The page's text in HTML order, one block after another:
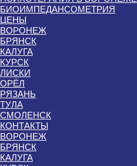
БИОИМПЕДАНСОМЕТРИЯ
ЦЕНЫ
ВОРОНЕЖ
БРЯНСК
КАЛУГА
КУРСК
ЛИСКИ
ОРЁЛ
РЯЗАНЬ
ТУЛА
СМОЛЕНСК
КОНТАКТЫ
ВОРОНЕЖ
БРЯНСК
КАЛУГА